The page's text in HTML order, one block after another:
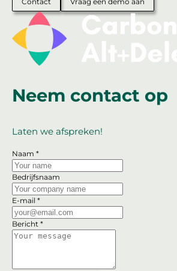
Neem contact op
Laten we afspreken!
Naam *
Bedrijfsnaam
E-mail *
Bericht *